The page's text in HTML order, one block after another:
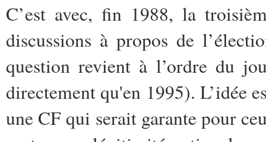
C’est avec, fin 1988, la
discussions à propos de
question revient à l’ordre du
directement qu'en 1995). L’idée
une CF qui serait garante pour